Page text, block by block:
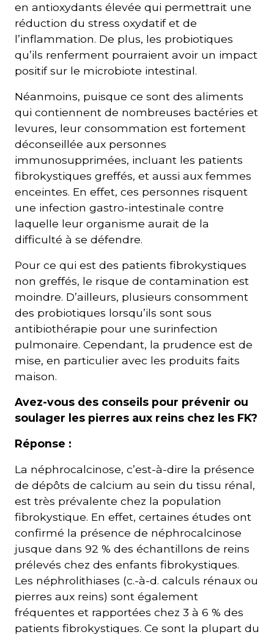
en antioxydants élevée qui permettrait une
réduction du stress oxydatif et de
l’inflammation. De plus, les probiotiques
qu’ils renferment pourraient avoir un impact
positif sur le microbiote intestinal.
Néanmoins, puisque ce sont des aliments
qui contiennent de nombreuses bactéries et
levures, leur consommation est fortement
déconseillée aux personnes
immunosupprimées, incluant les patients
fibrokystiques greffés, et aussi aux femmes
enceintes. En effet, ces personnes risquent
une infection gastro-intestinale contre
laquelle leur organisme aurait de la
difficulté à se défendre.
Pour ce qui est des patients fibrokystiques
non greffés, le risque de contamination est
moindre. D’ailleurs, plusieurs consomment
des probiotiques lorsqu’ils sont sous
antibiothérapie pour une surinfection
pulmonaire. Cependant, la prudence est de
mise, en particulier avec les produits faits
maison.
Avez-vous des conseils pour prévenir ou
soulager les pierres aux reins chez les FK?
Réponse :
La néphrocalcinose, c’est-à-dire la présence
de dépôts de calcium au sein du tissu rénal,
est très prévalente chez la population
fibrokystique. En effet, certaines études ont
confirmé la présence de néphrocalcinose
jusque dans 92 % des échantillons de reins
prélevés chez des enfants fibrokystiques.
Les néphrolithiases (c.-à-d. calculs rénaux ou
pierres aux reins) sont également
fréquentes et rapportées chez 3 à 6 % des
patients fibrokystiques. Ce sont la plupart du